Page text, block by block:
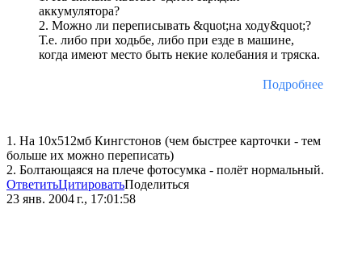
аккумулятора?
2. Можно ли переписывать &quot;на ходу&quot;?
Т.е. либо при ходьбе, либо при езде в машине,
когда имеют место быть некие колебания и тряска.
Подробнее
1. На 10х512мб Кингстонов (чем быстрее карточки - тем
больше их можно переписать)
2. Болтающаяся на плече фотосумка - полёт нормальный.
ОтветитьЦитироватьПоделиться
23 янв. 2004 г., 17:01:58